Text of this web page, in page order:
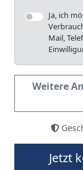
Ja, ich
Mail,
Weitere
Jetzt